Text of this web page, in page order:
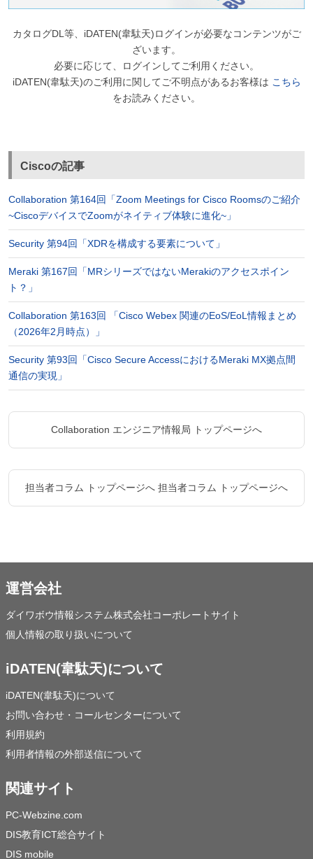
カタログDL等、iDATEN(韋駄天)ログインが必要なコンテンツがご
ざいます。
必要に応じて、ログインしてご利用ください。
iDATEN(韋駄天)のご利用に関してご不明点があるお客様は こちら
をお読みください。
Ciscoの記事
Collaboration 第164回「Zoom Meetings for Cisco Roomsのご紹介
~CiscoデバイスでZoomがネイティブ体験に進化~」
Security 第94回「XDRを構成する要素について」
Meraki 第167回「MRシリーズではないMerakiのアクセスポイン
ト？」
Collaboration 第163回 「Cisco Webex 関連のEoS/EoL情報まとめ
（2026年2月時点）」
Security 第93回「Cisco Secure AccessにおけるMeraki MX拠点間
通信の実現」
Collaboration エンジニア情報局 トップページへ
担当者コラム トップページへ 担当者コラム トップページへ
運営会社
ダイワボウ情報システム株式会社コーポレートサイト
個人情報の取り扱いについて
iDATEN(韋駄天)について
iDATEN(韋駄天)について
お問い合わせ・コールセンターについて
利用規約
利用者情報の外部送信について
関連サイト
PC-Webzine.com
DIS教育ICT総合サイト
DIS mobile